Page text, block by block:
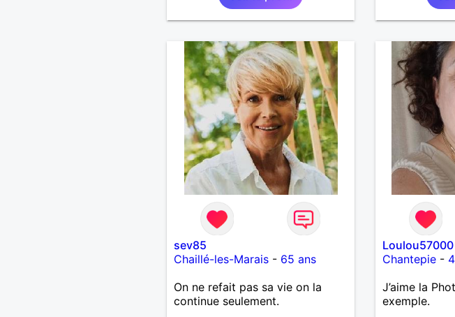
LE PARTAGE
CHOSES DE
AILLEURS.
DE L
PLUS BELLE
sev85
Chaillé-les-Marais- 65 ans
On ne refait pas sa vie on la
continue seulement.
Loulou57000
Chantepie-
J’aime la
exemple.